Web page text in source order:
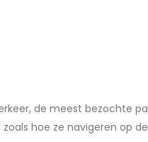
de meest bezochte
hoe ze navigeren op